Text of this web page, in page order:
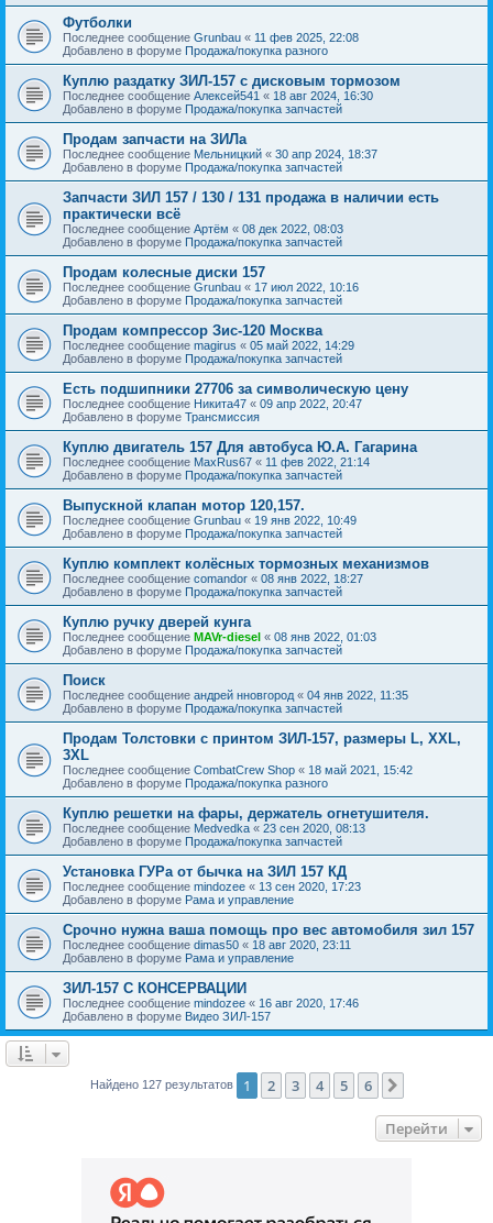
Футболки
Последнее сообщение Grunbau « 11 фев 2025, 22:08
Добавлено в форуме Продажа/покупка разного
Куплю раздатку ЗИЛ-157 с дисковым тормозом
Последнее сообщение Алексей541 « 18 авг 2024, 16:30
Добавлено в форуме Продажа/покупка запчастей
Продам запчасти на ЗИЛа
Последнее сообщение Мельницкий « 30 апр 2024, 18:37
Добавлено в форуме Продажа/покупка запчастей
Запчасти ЗИЛ 157 / 130 / 131 продажа в наличии есть
практически всё
Последнее сообщение Артём « 08 дек 2022, 08:03
Добавлено в форуме Продажа/покупка запчастей
Продам колесные диски 157
Последнее сообщение Grunbau « 17 июл 2022, 10:16
Добавлено в форуме Продажа/покупка запчастей
Продам компрессор Зис-120 Москва
Последнее сообщение magirus « 05 май 2022, 14:29
Добавлено в форуме Продажа/покупка запчастей
Есть подшипники 27706 за символическую цену
Последнее сообщение Никита47 « 09 апр 2022, 20:47
Добавлено в форуме Трансмиссия
Куплю двигатель 157 Для автобуса Ю.А. Гагарина
Последнее сообщение MaxRus67 « 11 фев 2022, 21:14
Добавлено в форуме Продажа/покупка запчастей
Выпускной клапан мотор 120,157.
Последнее сообщение Grunbau « 19 янв 2022, 10:49
Добавлено в форуме Продажа/покупка запчастей
Куплю комплект колёсных тормозных механизмов
Последнее сообщение comandor « 08 янв 2022, 18:27
Добавлено в форуме Продажа/покупка запчастей
Куплю ручку дверей кунга
Последнее сообщение MAVr-diesel « 08 янв 2022, 01:03
Добавлено в форуме Продажа/покупка запчастей
Поиск
Последнее сообщение андрей нновгород « 04 янв 2022, 11:35
Добавлено в форуме Продажа/покупка запчастей
Продам Толстовки с принтом ЗИЛ-157, размеры L, XXL,
3XL
Последнее сообщение CombatCrew Shop « 18 май 2021, 15:42
Добавлено в форуме Продажа/покупка разного
Куплю решетки на фары, держатель огнетушителя.
Последнее сообщение Medvedka « 23 сен 2020, 08:13
Добавлено в форуме Продажа/покупка запчастей
Установка ГУРа от бычка на ЗИЛ 157 КД
Последнее сообщение mindozee « 13 сен 2020, 17:23
Добавлено в форуме Рама и управление
Срочно нужна ваша помощь про вес автомобиля зил 157
Последнее сообщение dimas50 « 18 авг 2020, 23:11
Добавлено в форуме Рама и управление
ЗИЛ-157 С КОНСЕРВАЦИИ
Последнее сообщение mindozee « 16 авг 2020, 17:46
Добавлено в форуме Видео ЗИЛ-157
Найдено 127 результатов 1 2 3 4 5 6
Перейти